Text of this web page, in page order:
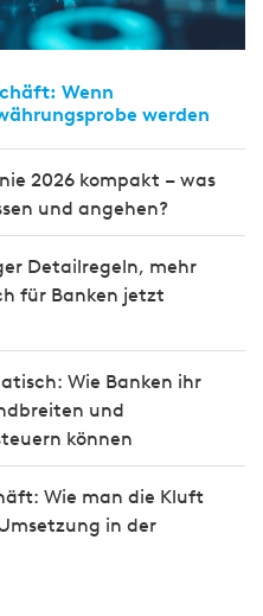
Wenn
werden
2026 kompakt – was
und angehen?
Detailregeln, mehr
für Banken jetzt
Wie Banken ihr
und
können
Wie man die Kluft
in der